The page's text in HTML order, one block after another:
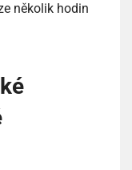
několik hodin